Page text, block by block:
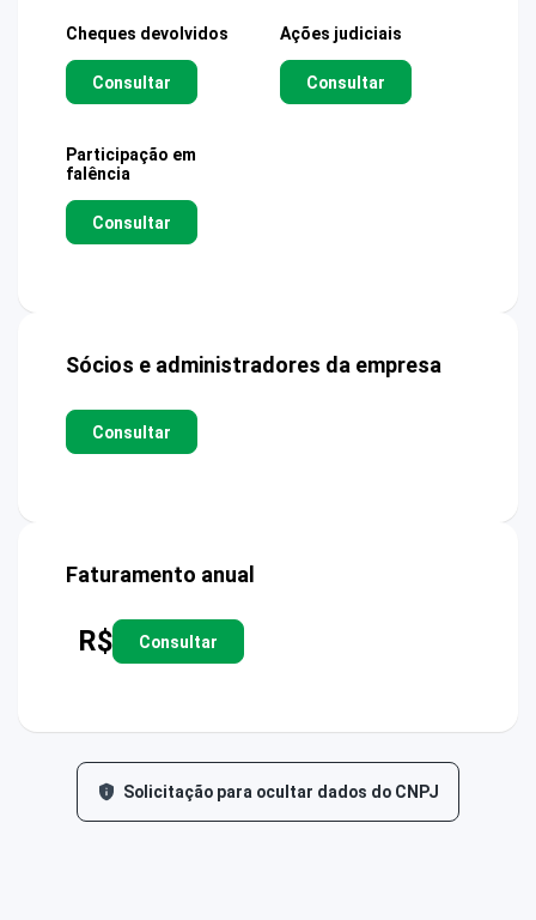
Cheques devolvidos
Consultar
Ações judiciais
Consultar
Participação em
falência
Consultar
Sócios e administradores da empresa
Consultar
Faturamento anual
R$ Consultar
Solicitação para ocultar dados do CNPJ